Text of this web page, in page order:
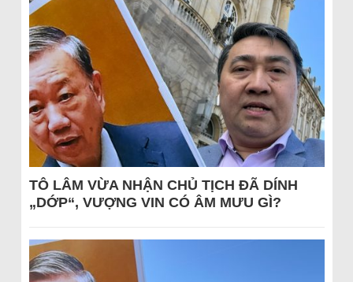
TÔ LÂM VỪA NHẬN CHỦ TỊCH ĐÃ DÍNH
„DỚP“, VƯỢNG VIN CÓ ÂM MƯU GÌ?